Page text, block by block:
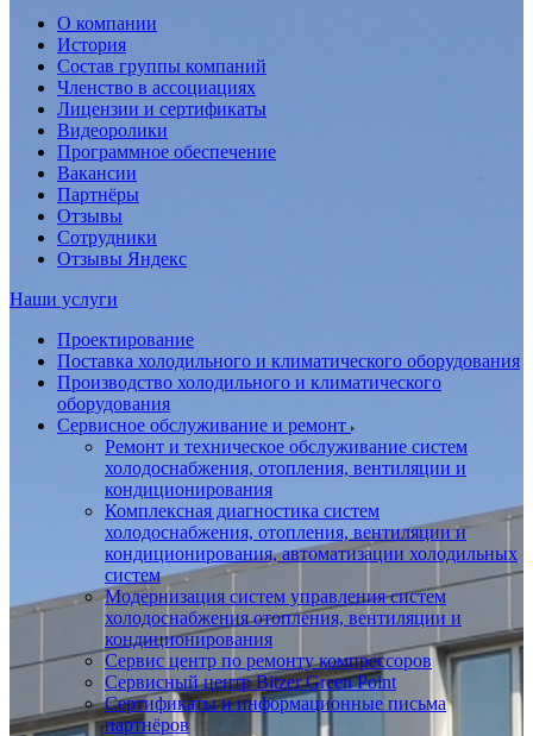
О компании
История
Состав группы компаний
Членство в ассоциациях
Лицензии и сертификаты
Видеоролики
Программное обеспечение
Вакансии
Партнёры
Отзывы
Сотрудники
Отзывы Яндекс
Наши услуги
Проектирование
Поставка холодильного и климатического оборудования
Производство холодильного и климатического
оборудования
Сервисное обслуживание и ремонт
Ремонт и техническое обслуживание систем
холодоснабжения, отопления, вентиляции и
кондиционирования
Комплексная диагностика систем
холодоснабжения, отопления, вентиляции и
кондиционирования, автоматизации холодильных
систем
Модернизация систем управления систем
холодоснабжения отопления, вентиляции и
кондиционирования
Сервис центр по ремонту компрессоров
Сервисный центр Bitzer Green Point
Сертификаты и информационные письма
партнёров